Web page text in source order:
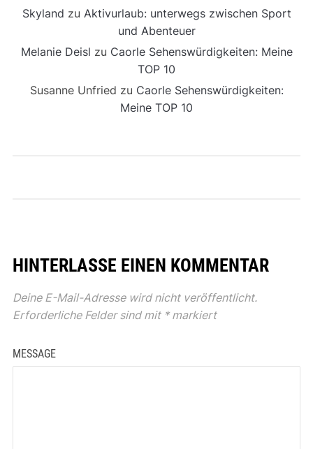
Skyland zu Aktivurlaub: unterwegs zwischen Sport
und Abenteuer
Melanie Deisl zu Caorle Sehenswürdigkeiten: Meine
TOP 10
Susanne Unfried zu Caorle Sehenswürdigkeiten:
Meine TOP 10
HINTERLASSE EINEN KOMMENTAR
Deine E-Mail-Adresse wird nicht veröffentlicht.
Erforderliche Felder sind mit *markiert
MESSAGE